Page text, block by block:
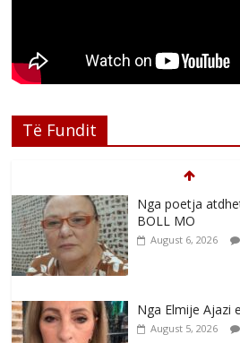
Të Fundit
Nga poetja
BOLL MO
August 6, 2026
Nga Elmije Ajazi
August 5, 2026